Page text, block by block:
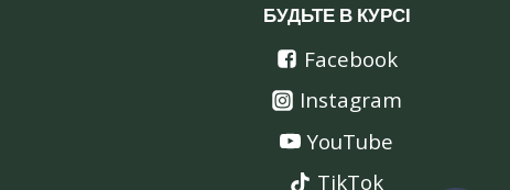
БУДЬТЕ В КУРСІ
Facebook
Instagram
YouTube
TikTok